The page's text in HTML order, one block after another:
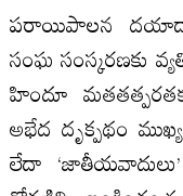
పరాయిపాలన
సంఘ సంస్కరణకు
హిందూ
అభేద దృక్పథం
లేదా